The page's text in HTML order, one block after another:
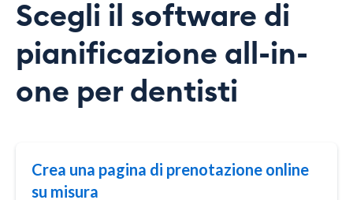
Scegli il software di
pianificazione all-in-
one per dentisti
Crea una pagina di prenotazione online
su misura